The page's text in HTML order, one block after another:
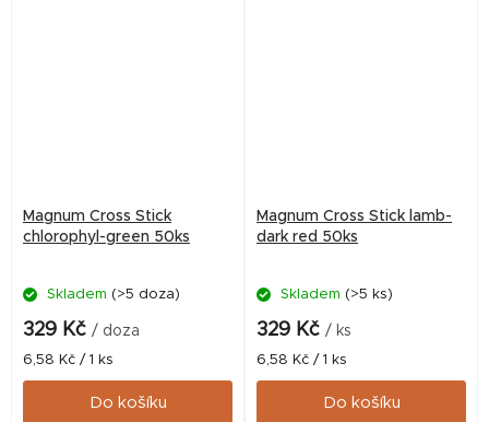
Magnum Cross Stick
chlorophyl-green 50ks
Skladem (>5 doza)
329 Kč / doza
Měrná
cena:
6,58 Kč / 1 ks
Do košíku
Magnum Cross Stick lamb-
dark red 50ks
Skladem (>5 ks)
329 Kč / ks
Měrná
cena:
6,58 Kč / 1 ks
Do košíku